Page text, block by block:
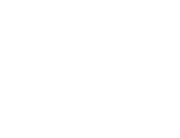
vapeur
, vous permettant